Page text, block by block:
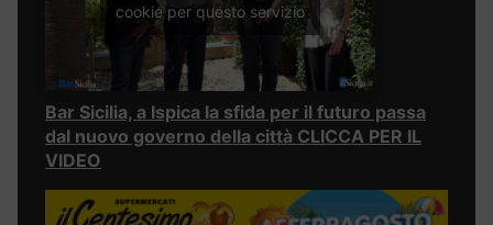
cookie per questo servizio
Bar Sicilia, a Ispica la sfida per il futuro passa
dal nuovo governo della città CLICCA PER IL
VIDEO